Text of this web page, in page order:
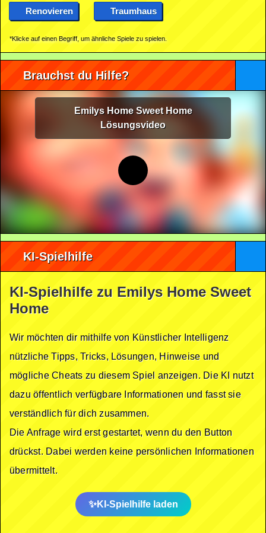
Renovieren Traumhaus
*Klicke auf einen Begriff, um ähnliche Spiele zu spielen.
Brauchst du Hilfe?
Emilys Home Sweet Home
Lösungsvideo
KI-Spielhilfe
KI-Spielhilfe zu Emilys Home Sweet
Home
Wir möchten dir mithilfe von Künstlicher Intelligenz
nützliche Tipps, Tricks, Lösungen, Hinweise und
mögliche Cheats zu diesem Spiel anzeigen. Die KI nutzt
dazu öffentlich verfügbare Informationen und fasst sie
verständlich für dich zusammen.
Die Anfrage wird erst gestartet, wenn du den Button
drückst. Dabei werden keine persönlichen Informationen
übermittelt.
KI-Spielhilfe laden